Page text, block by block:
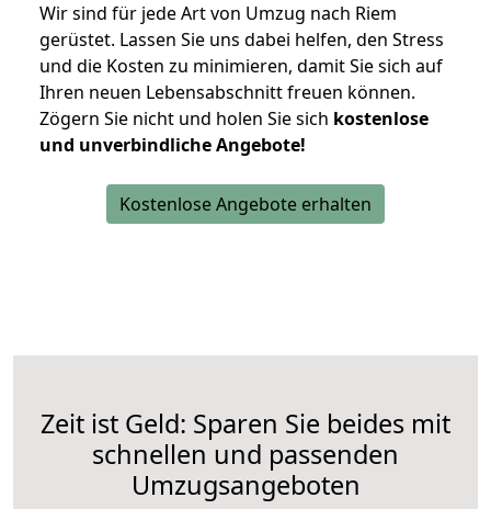
Wir sind für jede Art von Umzug nach Riem
gerüstet. Lassen Sie uns dabei helfen, den Stress
und die Kosten zu minimieren, damit Sie sich auf
Ihren neuen Lebensabschnitt freuen können.
Zögern Sie nicht und holen Sie sich kostenlose
und unverbindliche Angebote!
Kostenlose Angebote erhalten
Zeit ist Geld: Sparen Sie beides mit
schnellen und passenden
Umzugsangeboten